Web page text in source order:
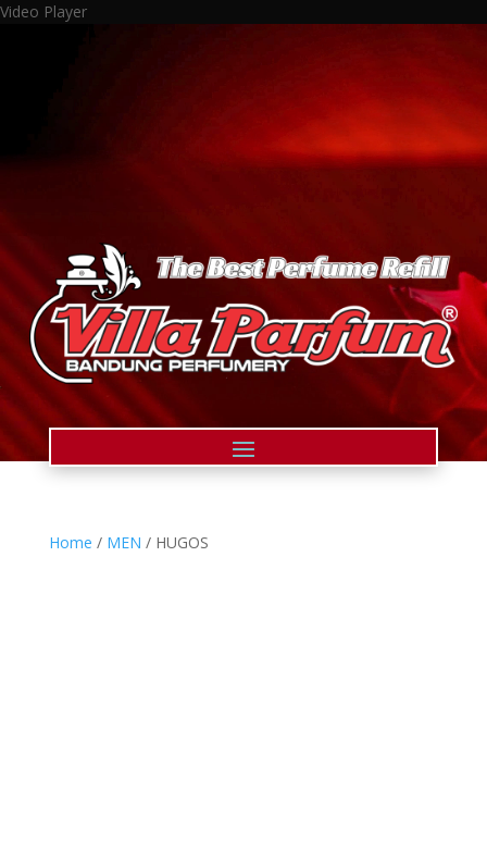
Video Player
Home / MEN / HUGOS